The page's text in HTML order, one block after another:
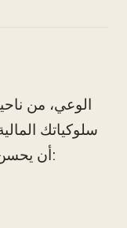
الوعي، من
سلوكياتك
أن يحسن تعزيز الوعي جهودك في الميزانية: